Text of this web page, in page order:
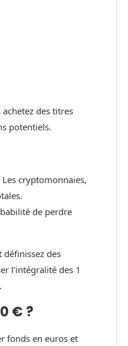
des titres
potentiels.
cryptomonnaies,
de perdre
définissez des
l’intégralité des 1
€ ?
fonds en euros et